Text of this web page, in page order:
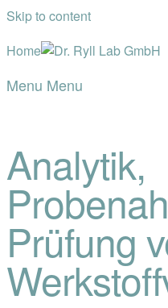
Skip to content
Home
Menu Menu
Analytik,
Prüfung